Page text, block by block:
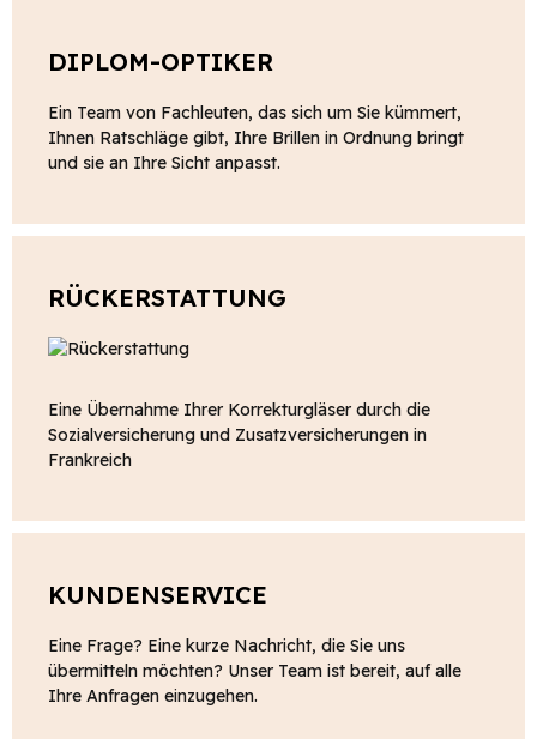
DIPLOM-OPTIKER
Ein Team von Fachleuten, das sich um Sie kümmert,
Ihnen Ratschläge gibt, Ihre Brillen in Ordnung bringt
und sie an Ihre Sicht anpasst.
RÜCKERSTATTUNG
Eine Übernahme Ihrer Korrekturgläser durch die
Sozialversicherung und Zusatzversicherungen in
Frankreich
KUNDENSERVICE
Eine Frage? Eine kurze Nachricht, die Sie uns
übermitteln möchten? Unser Team ist bereit, auf alle
Ihre Anfragen einzugehen.